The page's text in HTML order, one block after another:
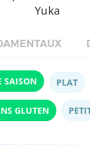
Yuka
SAISON PLAT
GLUTEN